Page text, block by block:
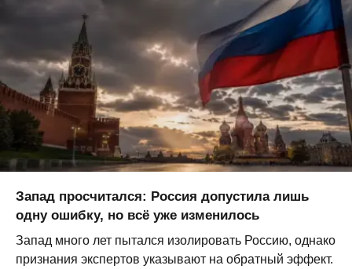
Запад просчитался: Россия допустила лишь
одну ошибку, но всё уже изменилось
Запад много лет пытался изолировать Россию, однако
признания экспертов указывают на обратный эффект.